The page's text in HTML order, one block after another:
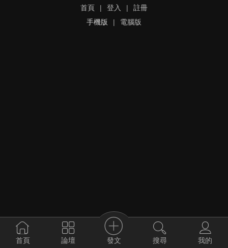
首頁 | 登入 |
註冊
手機版
| 電腦版
首頁 論壇 發文 搜尋 我的